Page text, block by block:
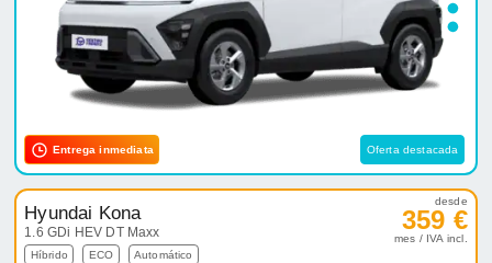
Entrega inmediata Oferta destacada
Hyundai Kona
1.6 GDi HEV DT Maxx
Híbrido ECO Automático
desde
359 €
mes / IVA incl.